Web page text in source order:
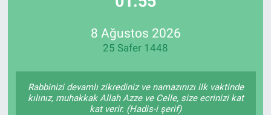
8 Ağustos 2026
25 Safer 1448
Rabbinizi devamlı zikrediniz ve namazınızı ilk vaktinde
kılınız, muhakkak Allah Azze ve Celle, size ecrinizi kat
kat verir. (Hadis-i şerif)
Özel Haberler